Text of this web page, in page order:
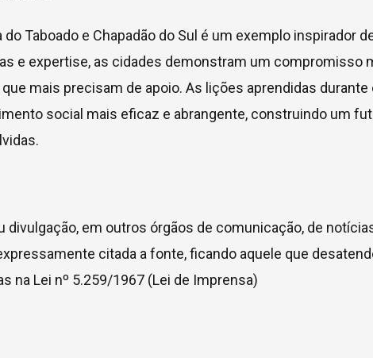
Taboado e Chapadão do Sul é um exemplo inspirador
e expertise, as cidades demonstram um compromisso
mais precisam de apoio. As lições aprendidas
social mais eficaz e abrangente, construindo um
divulgação, em outros órgãos de comunicação, de
citada a fonte, ficando aquele que
na Lei nº 5.259/1967 (Lei de Imprensa)